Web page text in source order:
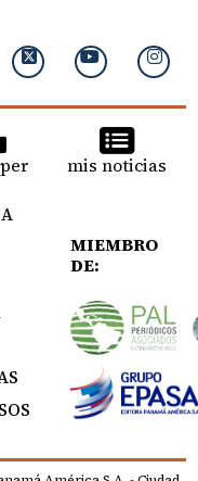
mis noticias
MIEMBRO
DE: